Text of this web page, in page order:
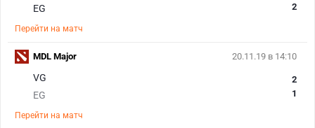
EG
2
Перейти на матч
20.11.19 в 14:10
VG
EG
2
1
Перейти на матч
MDL Major